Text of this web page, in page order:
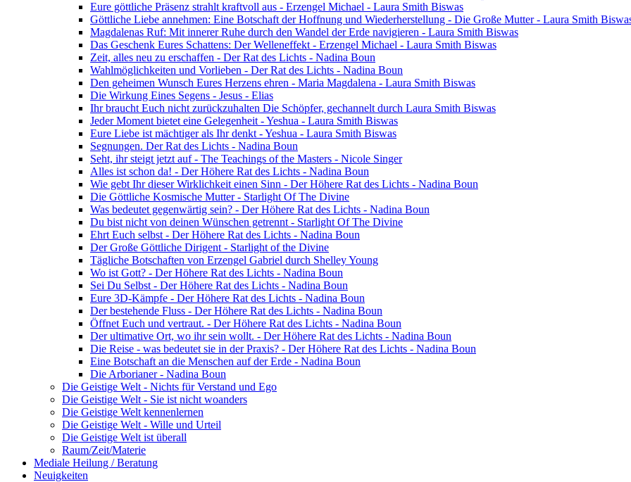
Eure göttliche Präsenz strahlt kraftvoll aus - Erzengel Michael - Laura Smith Biswas
Göttliche Liebe annehmen: Eine Botschaft der Hoffnung und Wiederherstellung - Die Große Mutter - Laura Smith
Magdalenas Ruf: Mit innerer Ruhe durch den Wandel der Erde navigieren - Laura Smith Biswas
Das Geschenk Eures Schattens: Der Welleneffekt - Erzengel Michael - Laura Smith Biswas
Zeit, alles neu zu erschaffen - Der Rat des Lichts - Nadina Boun
Wahlmöglichkeiten und Vorlieben - Der Rat des Lichts - Nadina Boun
Den geheimen Wunsch Eures Herzens ehren - Maria Magdalena - Laura Smith Biswas
Die Wirkung Eines Segens - Jesus - Elias
Ihr braucht Euch nicht zurückzuhalten Die Schöpfer, gechannelt durch Laura Smith Biswas
Jeder Moment bietet eine Gelegenheit - Yeshua - Laura Smith Biswas
Eure Liebe ist mächtiger als Ihr denkt - Yeshua - Laura Smith Biswas
Segnungen. Der Rat des Lichts - Nadina Boun
Seht, ihr steigt jetzt auf - The Teachings of the Masters - Nicole Singer
Alles ist schon da! - Der Höhere Rat des Lichts - Nadina Boun
Wie gebt Ihr dieser Wirklichkeit einen Sinn - Der Höhere Rat des Lichts - Nadina Boun
Die Göttliche Kosmische Mutter - Starlight Of The Divine
Was bedeutet gegenwärtig sein? - Der Höhere Rat des Lichts - Nadina Boun
Du bist nicht von deinen Wünschen getrennt - Starlight Of The Divine
Ehrt Euch selbst - Der Höhere Rat des Lichts - Nadina Boun
Der Große Göttliche Dirigent - Starlight of the Divine
Tägliche Botschaften von Erzengel Gabriel durch Shelley Young
Wo ist Gott? - Der Höhere Rat des Lichts - Nadina Boun
Sei Du Selbst - Der Höhere Rat des Lichts - Nadina Boun
Eure 3D-Kämpfe - Der Höhere Rat des Lichts - Nadina Boun
Der bestehende Fluss - Der Höhere Rat des Lichts - Nadina Boun
Öffnet Euch und vertraut. - Der Höhere Rat des Lichts - Nadina Boun
Der ultimative Ort, wo ihr sein wollt. - Der Höhere Rat des Lichts - Nadina Boun
Die Reise - was bedeutet sie in der Praxis? - Der Höhere Rat des Lichts - Nadina Boun
Eine Botschaft an die Menschen auf der Erde - Nadina Boun
Die Arborianer - Nadina Boun
Die Geistige Welt - Nichts für Verstand und Ego
Die Geistige Welt - Sie ist nicht woanders
Die Geistige Welt kennenlernen
Die Geistige Welt - Wille und Urteil
Die Geistige Welt ist überall
Raum/Zeit/Materie
Mediale Heilung / Beratung
Neuigkeiten